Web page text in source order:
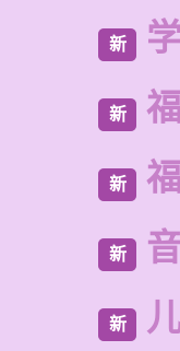
新
新
新
新
新